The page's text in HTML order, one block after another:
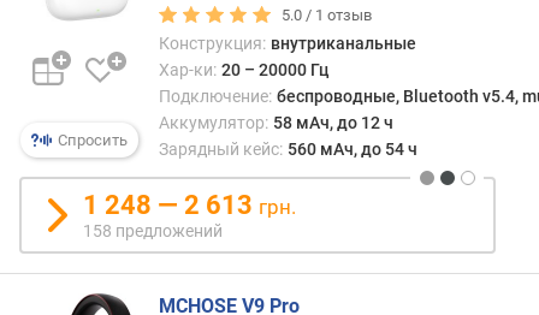
п
д
ю
н
и
я
Спросить
5.0 / 1 отзыв
Конструкция: внутриканальные
Хар-ки: 20 – 20000 Гц
Подключение: беспроводные, Bluetooth v5.4,
Аккумулятор: 58 мАч, до 12 ч
Зарядный кейс: 560 мАч, до 54 ч
1 248 — 2 613 грн.
158 предложений
MCHOSE V9 Pro